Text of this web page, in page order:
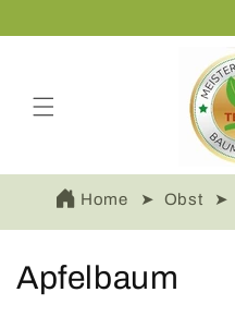
Home Obst
K
Apfelbaum